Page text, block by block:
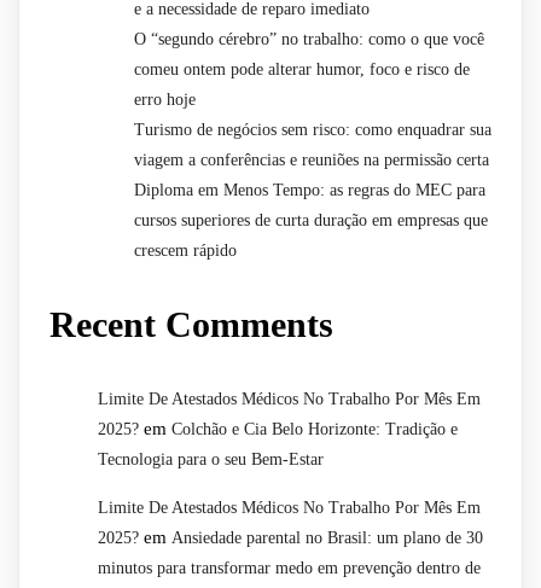
e a necessidade de reparo imediato
O “segundo cérebro” no trabalho: como o que você
comeu ontem pode alterar humor, foco e risco de
erro hoje
Turismo de negócios sem risco: como enquadrar sua
viagem a conferências e reuniões na permissão certa
Diploma em Menos Tempo: as regras do MEC para
cursos superiores de curta duração em empresas que
crescem rápido
Recent Comments
Limite De Atestados Médicos No Trabalho Por Mês Em
2025? em Colchão e Cia Belo Horizonte: Tradição e
Tecnologia para o seu Bem-Estar
Limite De Atestados Médicos No Trabalho Por Mês Em
2025? em Ansiedade parental no Brasil: um plano de 30
minutos para transformar medo em prevenção dentro de